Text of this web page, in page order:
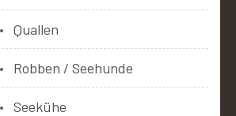
Quallen
Robben / Seehunde
Seekühe